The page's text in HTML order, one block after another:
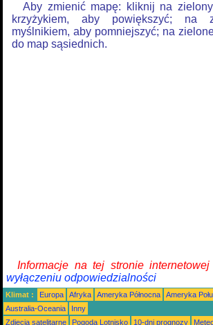
Aby zmienić mapę: kliknij na
krzyżykiem, aby powiększyć; na
myślnikiem, aby pomniejszyć; na
do map sąsiednich.
Informacje na tej stronie
wyłączeniu odpowiedzialności
Klimat : Europa Afryka Ameryka Północna Ameryka
Australia-Oceania
Inny
Zdjęcia satelitarne
Pogoda Lotnisko 10-dni prognozy